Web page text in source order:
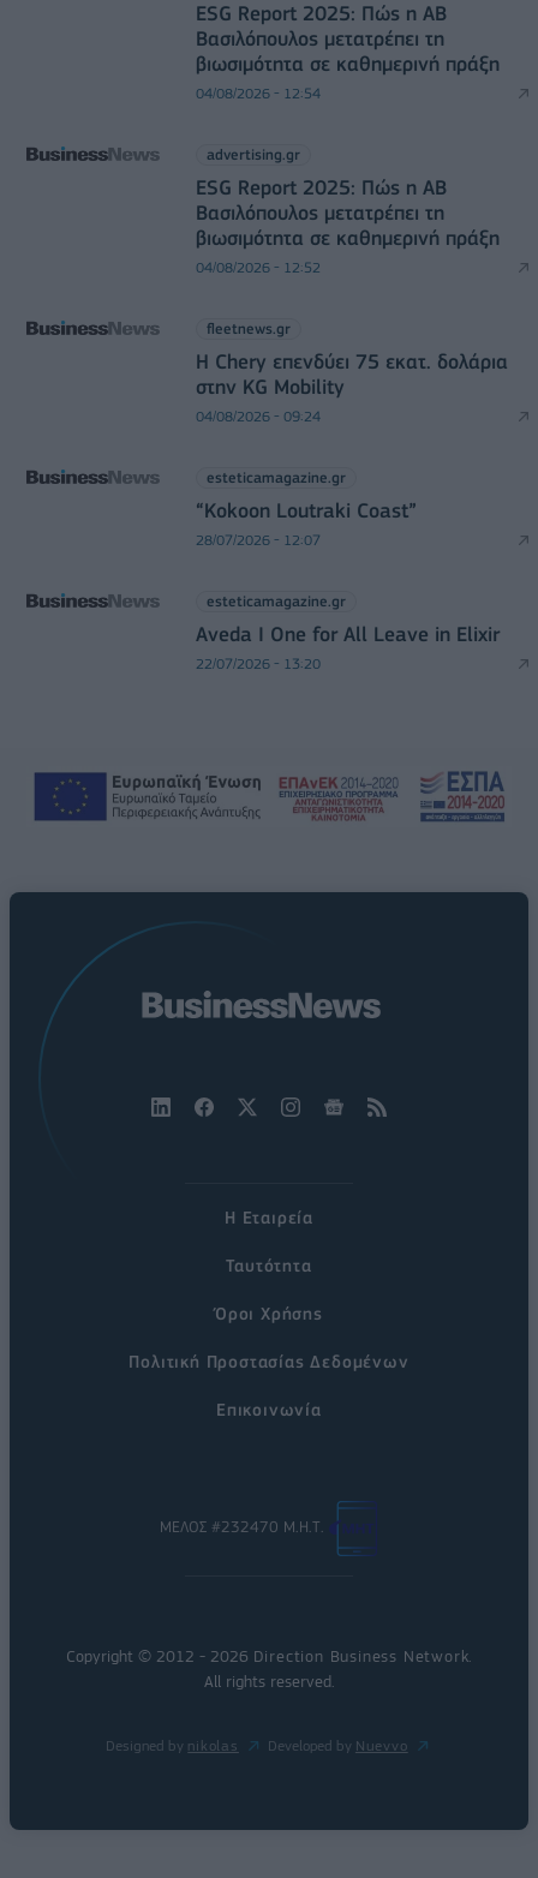
ESG Report 2025: Πώς η ΑΒ
Βασιλόπουλος μετατρέπει τη
βιωσιμότητα σε καθημερινή πράξη
04/08/2026 - 12:54
advertising.gr
ESG Report 2025: Πώς η ΑΒ
Βασιλόπουλος μετατρέπει τη
βιωσιμότητα σε καθημερινή πράξη
04/08/2026 - 12:52
fleetnews.gr
Η Chery επενδύει 75 εκατ. δολάρια
στην KG Mobility
04/08/2026 - 09:24
esteticamagazine.gr
“Kokoon Loutraki Coast”
28/07/2026 - 12:07
esteticamagazine.gr
Aveda I One for All Leave in Elixir
22/07/2026 - 13:20
Η Εταιρεία
Ταυτότητα
Όροι Χρήσης
Πολιτική Προστασίας Δεδομένων
Επικοινωνία
ΜΕΛΟΣ #232470 Μ.Η.Τ.
Copyright © 2012 - 2026 Direction Business Network.
All rights reserved.
Designed by nikolas Developed by Nuevvo